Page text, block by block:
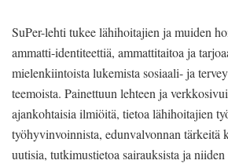
SuPer-lehti tukee lähihoitajien ja muiden
ammatti-identiteettiä, ammattitaitoa ja
mielenkiintoista lukemista sosiaali- ja
teemoista. Painettuun lehteen ja
ajankohtaisia ilmiöitä, tietoa lähihoitajien
työhyvinvoinnista, edunvalvonnan tärkeitä
uutisia, tutkimustietoa sairauksista ja